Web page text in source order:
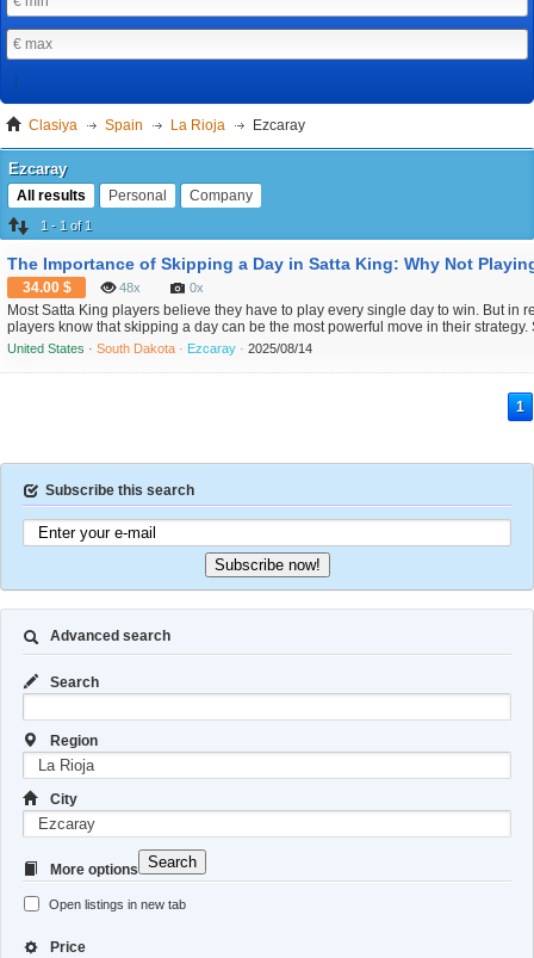
Clasiya Spain La Rioja Ezcaray
Ezcaray
All results Personal Company
1 - 1 of 1
34.00 $ 48x 0x
Most Satta King players believe they have to play every single day to win. But in
players know that skipping a day can be the most powerful move in their
article in addition to you wish to obtain more info relating to Satta King Chart
United States ·South Dakota · Ezcaray ·2025/08/14
1
Subscribe this search
Subscribe now!
Advanced search
Search
Region
City
More options
Open listings in new tab
Price
Search